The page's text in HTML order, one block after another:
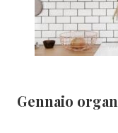
Gennaio